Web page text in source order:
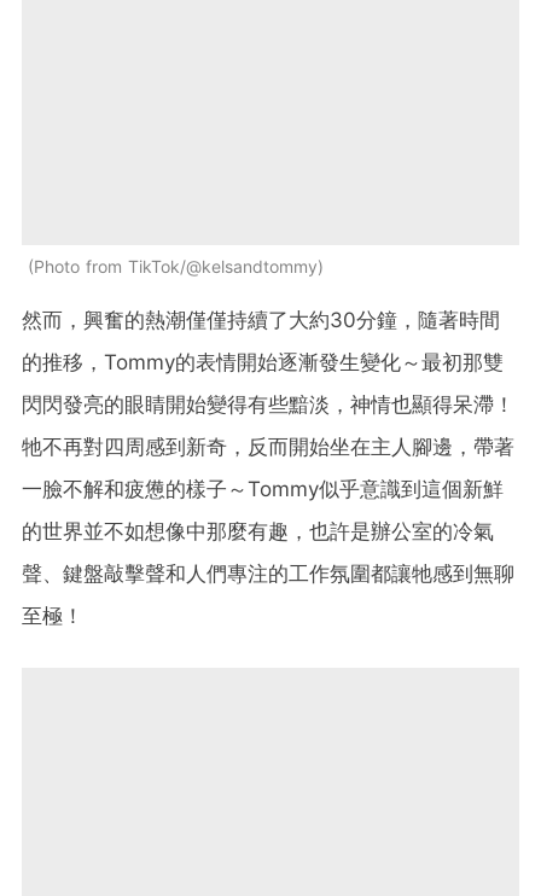
Photo from TikTok/@kelsandtommy
然而，興奮的熱潮僅僅持續了大約30分鐘，隨著時間
的推移，Tommy的表情開始逐漸發生變化～最初那雙
閃閃發亮的眼睛開始變得有些黯淡，神情也顯得呆滯！
牠不再對四周感到新奇，反而開始坐在主人腳邊，帶著
一臉不解和疲憊的樣子～Tommy似乎意識到這個新鮮
的世界並不如想像中那麼有趣，也許是辦公室的冷氣
聲、鍵盤敲擊聲和人們專注的工作氛圍都讓牠感到無聊
至極！